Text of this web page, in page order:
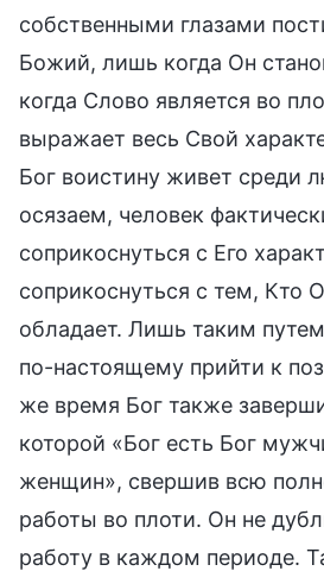
собственными глазами
Божий, лишь когда Он
когда Слово является во
выражает весь Свой
Бог воистину живет среди
осязаем, человек
соприкоснуться с Его
соприкоснуться с тем, Кто
обладает. Лишь таким
по-настоящему прийти к
же время Бог также
которой «Бог есть Бог
женщин», свершив всю
работы во плоти. Он не
работу в каждом периоде.